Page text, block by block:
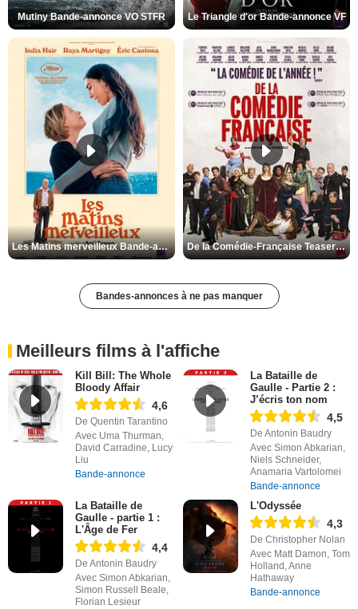
Mutiny Bande-annonce VO STFR Le Triangle d'or Bande-annonce VF
Les Matins merveilleux Bande-annonce VF De la Comédie-Française Teaser VF
Bandes-annonces à ne pas manquer
Meilleurs films à l'affiche
Kill Bill: The Whole
Bloody Affair
4,6
De Quentin Tarantino
Avec Uma Thurman,
David Carradine, Lucy
Liu
Bande-annonce
La Bataille de
Gaulle - Partie 2 :
J’écris ton nom
4,5
De Antonin Baudry
Avec Simon Abkarian,
Niels Schneider,
Anamaria Vartolomei
Bande-annonce
La Bataille de
Gaulle - partie 1 :
L'Âge de Fer
4,4
De Antonin Baudry
Avec Simon Abkarian,
Simon Russell Beale,
Florian Lesieur
L'Odyssée
4,3
De Christopher Nolan
Avec Matt Damon, Tom
Holland, Anne
Hathaway
Bande-annonce